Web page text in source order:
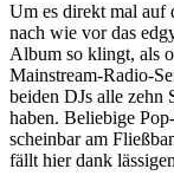
Um es direkt mal auf
nach wie vor das
Album so klingt, als
Mainstream-Radio-
beiden DJs alle zehn
haben. Beliebige
scheinbar am
fällt hier dank